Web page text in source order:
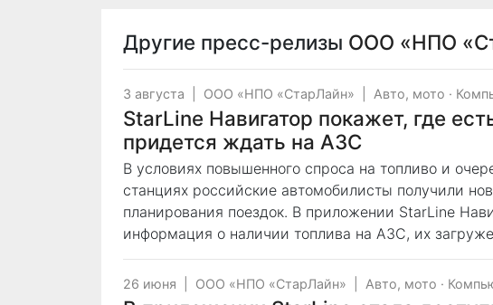
Другие пресс-релизы ООО «НПО
3 августа ООО «НПО «СтарЛайн» Авто, мото ·
StarLine Навигатор покажет, где
придется ждать на АЗС
В условиях повышенного спроса на топливо и
станциях российские автомобилисты получили
планирования поездок. В приложении StarLine
информация о наличии топлива на АЗС, их
26 июня ООО «НПО «СтарЛайн» Авто, мото ·